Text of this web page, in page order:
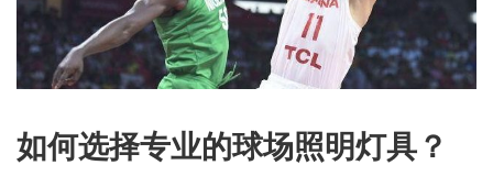
如何选择专业的球场照明灯具？